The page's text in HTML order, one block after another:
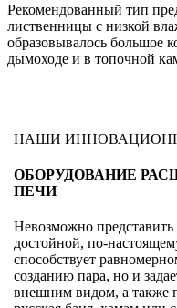
Рекомендованный тип
лиственницы с низкой
образовывалось большое
дымоходе и в топочной
НАШИ
ОБОРУДОВАНИЕ
ПЕЧИ
Невозможно представить
достойной, по-
способствует
созданию пара, но и
внешним видом, а также